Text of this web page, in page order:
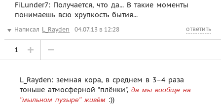
FiLunder7: Получается, что да... В такие моменты
понимаешь всю хрупкость бытия...
Написал L_Rayden 04.07.13 в 12:28 ответить
1
L_Rayden: земная кора, в среднем в 3–4 раза
тоньше атмосферной "плёнки", да мы вообще на
"мыльном пузыре" живём :))